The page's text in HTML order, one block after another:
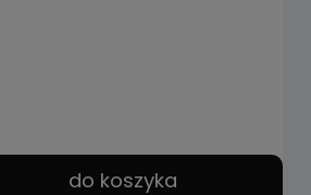
do koszyka